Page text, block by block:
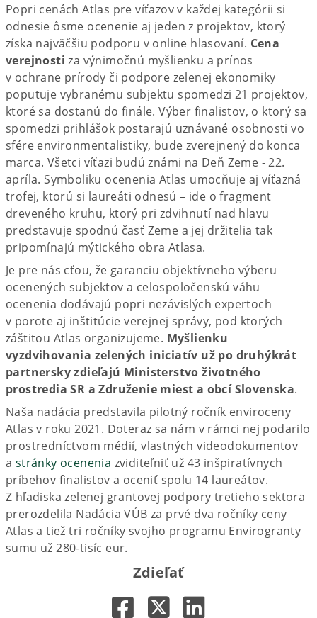
Popri cenách Atlas pre víťazov v každej kategórii si
odnesie ôsme ocenenie aj jeden z projektov, ktorý
získa najväčšiu podporu v online hlasovaní. Cena
verejnosti za výnimočnú myšlienku a prínos
v ochrane prírody či podpore zelenej ekonomiky
poputuje vybranému subjektu spomedzi 21 projektov,
ktoré sa dostanú do finále. Výber finalistov, o ktorý sa
spomedzi prihlášok postarajú uznávané osobnosti vo
sfére environmentalistiky, bude zverejnený do konca
marca. Všetci víťazi budú známi na Deň Zeme - 22.
apríla. Symboliku ocenenia Atlas umocňuje aj víťazná
trofej, ktorú si laureáti odnesú – ide o fragment
dreveného kruhu, ktorý pri zdvihnutí nad hlavu
predstavuje spodnú časť Zeme a jej držitelia tak
pripomínajú mýtického obra Atlasa.
Je pre nás cťou, že garanciu objektívneho výberu
ocenených subjektov a celospoločenskú váhu
ocenenia dodávajú popri nezávislých expertoch
v porote aj inštitúcie verejnej správy, pod ktorých
záštitou Atlas organizujeme. Myšlienku
vyzdvihovania zelených iniciatív už po druhýkrát
partnersky zdieľajú Ministerstvo životného
prostredia SR a Združenie miest a obcí Slovenska.
Naša nadácia predstavila pilotný ročník enviroceny
Atlas v roku 2021. Doteraz sa nám v rámci nej podarilo
prostredníctvom médií, vlastných videodokumentov
a stránky ocenenia zviditeľniť už 43 inšpiratívnych
príbehov finalistov a oceniť spolu 14 laureátov.
Z hľadiska zelenej grantovej podpory tretieho sektora
prerozdelila Nadácia VÚB za prvé dva ročníky ceny
Atlas a tiež tri ročníky svojho programu Envirogranty
sumu už 280-tisíc eur.
Zdieľať